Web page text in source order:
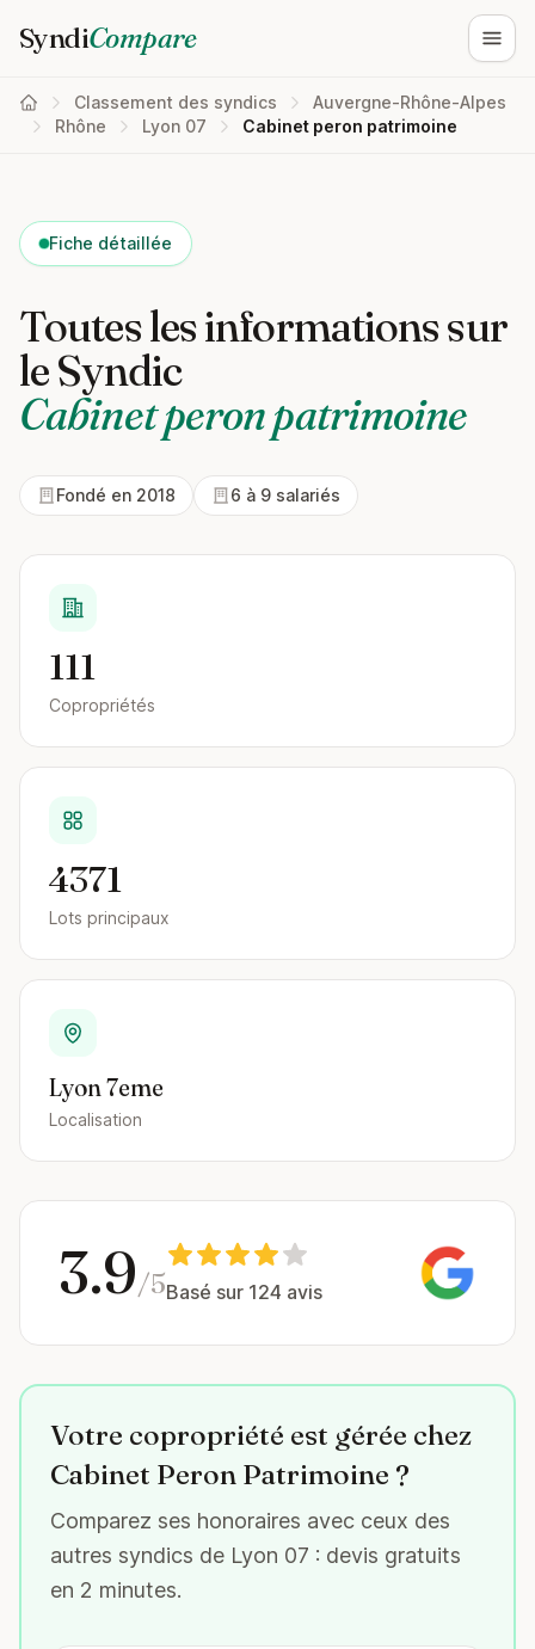
SyndiCompare
Classement des syndics
Auvergne-Rhône-Alpes
Rhône
Lyon 07 Cabinet peron patrimoine
Fiche détaillée
Toutes les informations sur
le Syndic
Cabinet peron patrimoine
Fondé en 2018 6 à 9 salariés
111
Copropriétés
4371
Lots principaux
Lyon 7eme
Localisation
3.9/5Basé sur 124 avis
Votre copropriété est gérée chez
Cabinet Peron Patrimoine ?
Comparez ses honoraires avec ceux des
autres syndics de Lyon 07 : devis gratuits
en 2 minutes.